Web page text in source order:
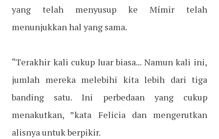
yang telah menyusup ke Mímir telah
menunjukkan hal yang sama.
“Terakhir kali cukup luar biasa... Namun kali ini,
jumlah mereka melebihi kita lebih dari tiga
banding satu. Ini perbedaan yang cukup
menakutkan, ”kata Felicia dan mengerutkan
alisnya untuk berpikir.